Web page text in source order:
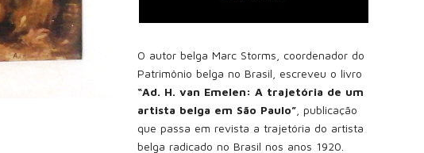
O autor belga Marc Storms, coordenador do
Patrimônio belga no Brasil, escreveu o livro
“Ad. H. van Emelen: A trajetória de um
artista belga em São Paulo” , publicação
que passa em revista a trajetória do artista
belga radicado no Brasil nos anos 1920.